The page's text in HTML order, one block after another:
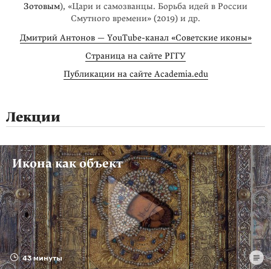
Зотовым), «Цари и самозванцы. Борьба идей в России
Смутного времени» (2019) и др.
Дмитрий Антонов — YouTube-канал «Советские иконы»
Страница на сайте РГГУ
Публикации на сайте Academia.edu
Лекции
43 минуты
Икона как объект